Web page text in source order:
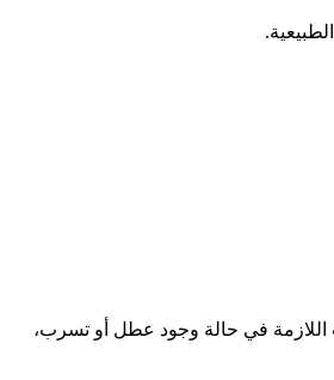
اللازمة في حالة وجود عطل أو تسرب،